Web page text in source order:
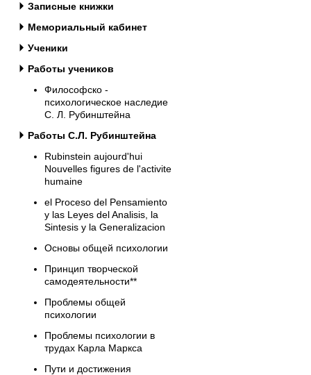
Записные книжки
Мемориальный кабинет
Ученики
Работы учеников
Философско -
психологическое наследие
С. Л. Рубинштейна
Работы С.Л. Рубинштейна
Rubinstein aujourd'hui
Nouvelles figures de l'activite
humaine
el Proceso del Pensamiento
y las Leyes del Analisis, la
Sintesis y la Generalizacion
Основы общей психологии
Принцип творческой
самодеятельности**
Проблемы общей
психологии
Проблемы психологии в
трудах Карла Маркса
Пути и достижения